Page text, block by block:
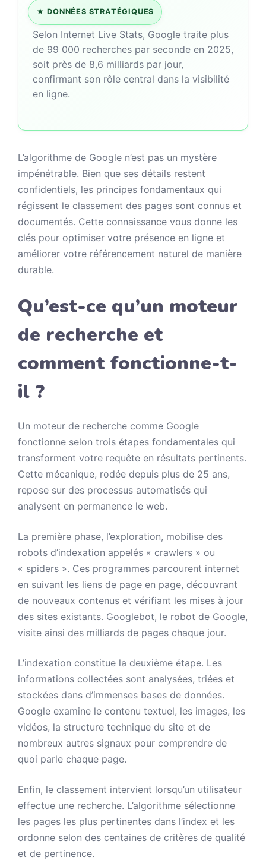
★ DONNÉES STRATÉGIQUES
Selon Internet Live Stats, Google traite plus
de 99 000 recherches par seconde en 2025,
soit près de 8,6 milliards par jour,
confirmant son rôle central dans la visibilité
en ligne.
L’algorithme de Google n’est pas un mystère
impénétrable. Bien que ses détails restent
confidentiels, les principes fondamentaux qui
régissent le classement des pages sont connus et
documentés. Cette connaissance vous donne les
clés pour optimiser votre présence en ligne et
améliorer votre référencement naturel de manière
durable.
Qu’est-ce qu’un moteur
de recherche et
comment fonctionne-t-
il ?
Un moteur de recherche comme Google
fonctionne selon trois étapes fondamentales qui
transforment votre requête en résultats pertinents.
Cette mécanique, rodée depuis plus de 25 ans,
repose sur des processus automatisés qui
analysent en permanence le web.
La première phase, l’exploration, mobilise des
robots d’indexation appelés « crawlers » ou
« spiders ». Ces programmes parcourent internet
en suivant les liens de page en page, découvrant
de nouveaux contenus et vérifiant les mises à jour
des sites existants. Googlebot, le robot de Google,
visite ainsi des milliards de pages chaque jour.
L’indexation constitue la deuxième étape. Les
informations collectées sont analysées, triées et
stockées dans d’immenses bases de données.
Google examine le contenu textuel, les images, les
vidéos, la structure technique du site et de
nombreux autres signaux pour comprendre de
quoi parle chaque page.
Enfin, le classement intervient lorsqu’un utilisateur
effectue une recherche. L’algorithme sélectionne
les pages les plus pertinentes dans l’index et les
ordonne selon des centaines de critères de qualité
et de pertinence.